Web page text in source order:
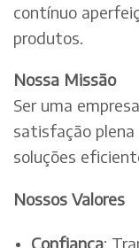
contínuo
produtos.
Nossa Missão
Ser uma
satisfação
soluções
Nossos Valores
Confiança: